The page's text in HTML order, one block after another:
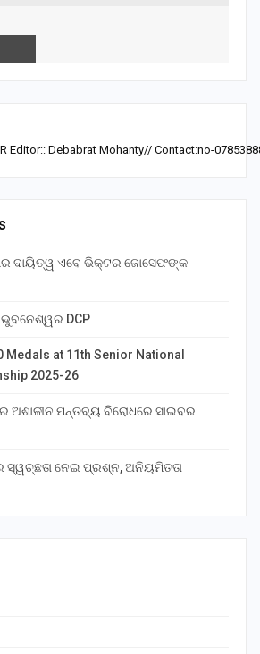
Editor:: Debabrat Mohanty// Contact:no-
ଦାୟିତ୍ୱ ଏବେ ଭିକ୍ଟର ଜୋସେଫଙ୍କ
DCP
Medals at 11th Senior National
2025-26
ଅଶାଳୀନ ମନ୍ତବ୍ୟ ବିରୋଧରେ ସାଇବର
ନେଇ ପ୍ରଶ୍ନ, ଅନିୟମିତତା